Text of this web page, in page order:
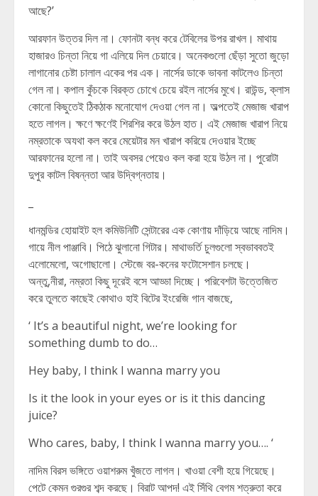
আছে?’
আরফান উত্তর দিল না। ফোনটা বন্ধ করে টেবিলের উপর রাখল। মাথায়
হাজারও চিন্তা নিয়ে গা এলিয়ে দিল চেয়ারে। অনেকগুলো ছেঁড়া সুতো জুড়ো
লাগানোর চেষ্টা চালাল একের পর এক। নার্সের ডাকে ভাবনা কাটলেও চিন্তা
গেল না। কপাল কুঁচকে বিরক্ত চোখে চেয়ে রইল নার্সের মুখে। রাউন্ড, ক্লাস
কোনো কিছুতেই ঠিকঠাক মনোযোগ দেওয়া গেল না। অল্পতেই মেজাজ খারাপ
হতে লাগল। ক্ষণে ক্ষণেই শিরশির করে উঠল হাত। এই মেজাজ খারাপ নিয়ে
নম্রতাকে অযথা কল করে মেয়েটার মন খারাপ করিয়ে দেওয়ার ইচ্ছে
আরফানের হলো না। তাই অবসর পেয়েও কল করা হয়ে উঠল না। পুরোটা
দুপুর কাটল বিষন্নতা আর উদ্বিগ্নতায়।
ধানমন্ডির হোয়াইট হল কমিউনিটি সেন্টারের এক কোণায় দাঁড়িয়ে আছে নাদিম।
গায়ে নীল পাঞ্জাবি। পিঠে ঝুলানো গিটার। মাথাভর্তি চুলগুলো স্বভাববতই
এলোমেলো, অগোছালো। স্টেজে বর-কনের ফটোসেশান চলছে।
অন্তু,নীরা, নম্রতা কিছু দূরেই বসে আড্ডা দিচ্ছে। পরিবেশটা উত্তেজিত
করে তুলতে কাছেই কোথাও হাই বিটের ইংরেজি গান বাজছে,
‘ It’s a beautiful night, we’re looking for
something dumb to do…
Hey baby, I think I wanna marry you
Is it the look in your eyes or is it this dancing
juice?
Who cares, baby, I think I wanna marry you…. ‘
নাদিম বিরস ভঙ্গিতে ওয়াশরুম খুঁজতে লাগল। খাওয়া বেশী হয়ে গিয়েছে।
পেটে কেমন গুরগুর শব্দ করছে। বিরাট আপদ! এই সিঁথি বেগম শত্রুতা করে